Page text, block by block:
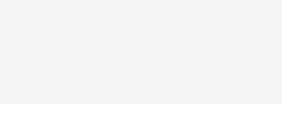
Кыргызстан